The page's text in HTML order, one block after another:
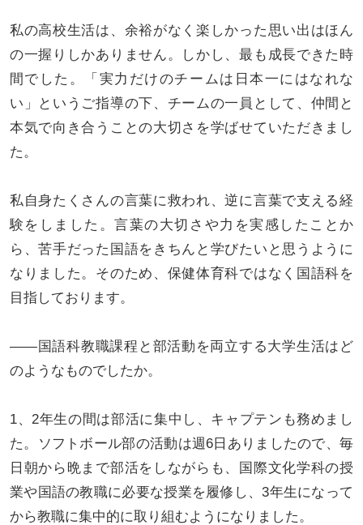
私の高校生活は、余裕がなく楽しかった思い出はほん
の一握りしかありません。しかし、最も成長できた時
間でした。「実力だけのチームは日本一にはなれな
い」というご指導の下、チームの一員として、仲間と
本気で向き合うことの大切さを学ばせていただきまし
た。
私自身たくさんの言葉に救われ、逆に言葉で支える経
験をしました。言葉の大切さや力を実感したことか
ら、苦手だった国語をきちんと学びたいと思うように
なりました。そのため、保健体育科ではなく国語科を
目指しております。
――国語科教職課程と部活動を両立する大学生活はど
のようなものでしたか。
1、2年生の間は部活に集中し、キャプテンも務めまし
た。ソフトボール部の活動は週6日ありましたので、毎
日朝から晩まで部活をしながらも、国際文化学科の授
業や国語の教職に必要な授業を履修し、3年生になって
から教職に集中的に取り組むようになりました。